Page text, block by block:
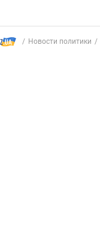
Новости политики